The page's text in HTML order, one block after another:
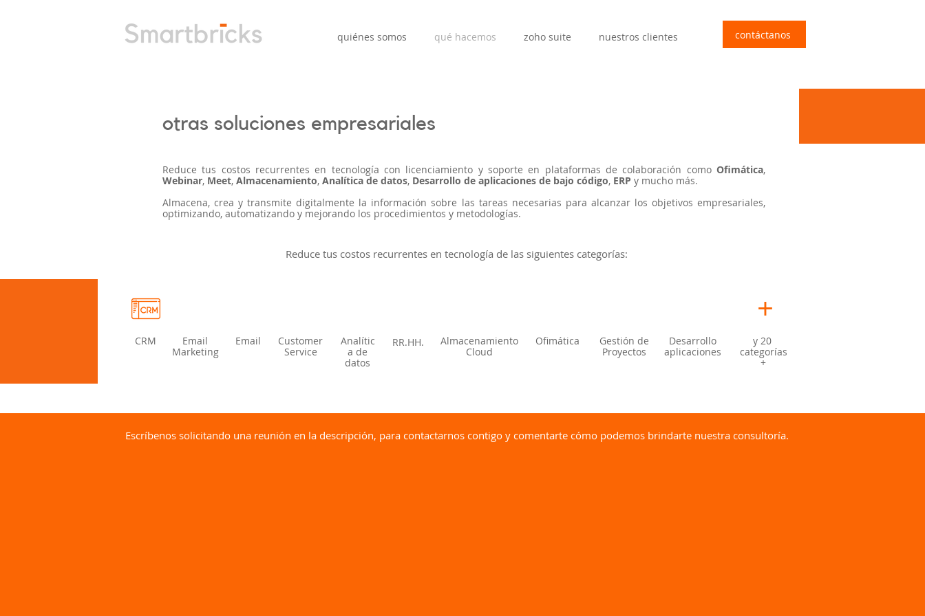
quiénes somos qué hacemos zoho suite nuestros clientes contáctanos
otras soluciones empresariales
Reduce tus costos recurrentes en tecnología con licenciamiento y soporte en plataformas de colaboración como Ofimática,
Webinar, Meet, Almacenamiento, Analítica de datos, Desarrollo de aplicaciones de bajo código, ERP y mucho más.
Almacena, crea y transmite digitalmente la información sobre las tareas necesarias para alcanzar los objetivos empresariales,
optimizando, automatizando y mejorando los procedimientos y metodologías.
Reduce tus costos recurrentes en tecnología de las siguientes categorías:
CRM
Email
Marketing
Email
Customer
Service
Analític
a de
datos
RR.HH.
Almacenamiento
Cloud
Ofimática
Gestión de
Proyectos
Desarrollo
aplicaciones
+
y 20
categorías
+
Escríbenos solicitando una reunión en la descripción, para contactarnos contigo y comentarte cómo podemos brindarte nuestra consultoría.